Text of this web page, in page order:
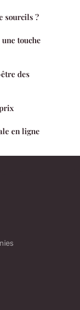
sourcils ?
touche
des
en ligne